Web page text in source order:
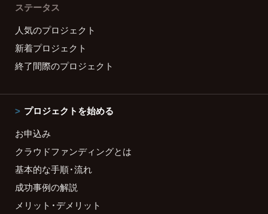
ステータス
人気のプロジェクト
新着プロジェクト
終了間際のプロジェクト
プロジェクトを始める
お申込み
クラウドファンディングとは
基本的な手順・流れ
成功事例の解説
メリット・デメリット